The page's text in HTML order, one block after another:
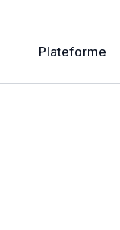
Plateforme